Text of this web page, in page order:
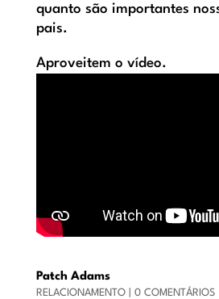
quanto são importantes
pais.
Aproveitem o vídeo.
Patch Adams
RELACIONAMENTO| 0 COMENTÁRIOS